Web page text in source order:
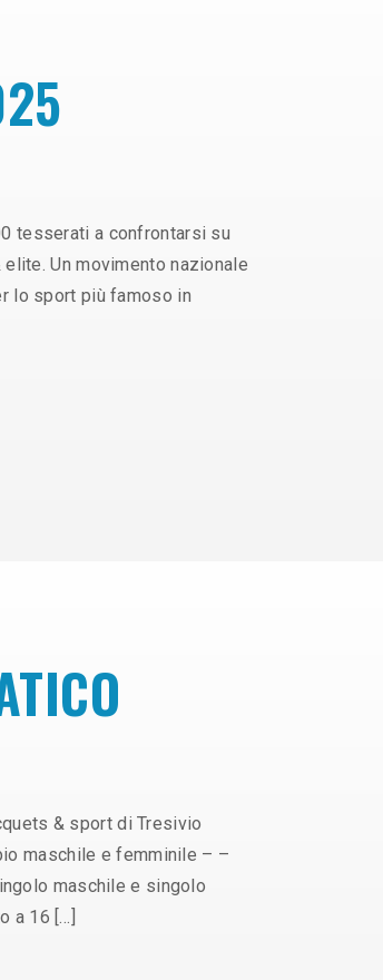
tesserati a confrontarsi su
Un movimento nazionale
lo sport più famoso in
& sport di Tresivio
maschile e femminile – –
maschile e singolo
a 16 […]